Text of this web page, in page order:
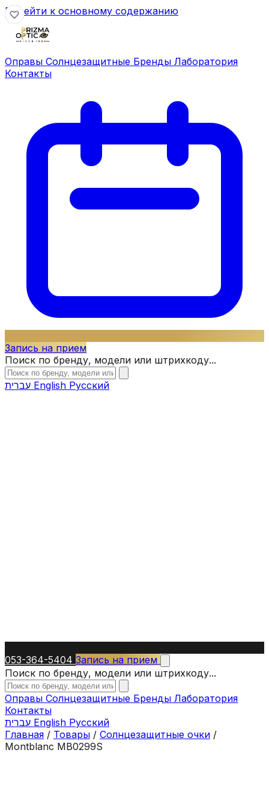
Перейти к основному содержанию
Оправы Солнцезащитные Бренды Лаборатория
Контакты
Запись на прием
Поиск по бренду, модели или штрихкоду...
English Русский
053-364-5404 Запись на прием
Поиск по бренду, модели или штрихкоду...
Оправы Солнцезащитные Бренды Лаборатория
Контакты
English Русский
Главная / Товары / Солнцезащитные очки /
Montblanc MB0299S